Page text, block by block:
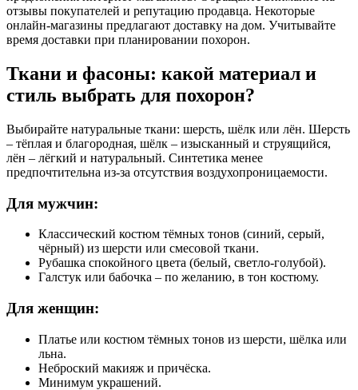
отзывы покупателей и репутацию продавца. Некоторые
онлайн-магазины предлагают доставку на дом. Учитывайте
время доставки при планировании похорон.
Ткани и фасоны: какой материал и
стиль выбрать для похорон?
Выбирайте натуральные ткани: шерсть, шёлк или лён. Шерсть
– тёплая и благородная, шёлк – изысканный и струящийся,
лён – лёгкий и натуральный. Синтетика менее
предпочтительна из-за отсутствия воздухопроницаемости.
Для мужчин:
Классический костюм тёмных тонов (синий, серый,
чёрный) из шерсти или смесовой ткани.
Рубашка спокойного цвета (белый, светло-голубой).
Галстук или бабочка – по желанию, в тон костюму.
Для женщин:
Платье или костюм тёмных тонов из шерсти, шёлка или
льна.
Неброский макияж и причёска.
Минимум украшений.